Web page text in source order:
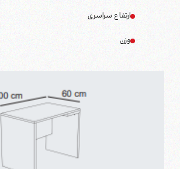
ارتفاع سراسری
وزن